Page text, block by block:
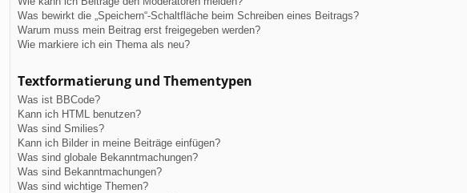
Was bewirkt die „Speichern“-Schaltfläche beim Schreiben eines Beitrags?
Warum muss mein Beitrag erst freigegeben werden?
Wie markiere ich ein Thema als neu?
Textformatierung und Thementypen
Was ist BBCode?
Kann ich HTML benutzen?
Was sind Smilies?
Kann ich Bilder in meine Beiträge einfügen?
Was sind globale Bekanntmachungen?
Was sind Bekanntmachungen?
Was sind wichtige Themen?